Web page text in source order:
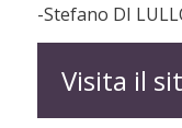
-Stefano DI
Visita il